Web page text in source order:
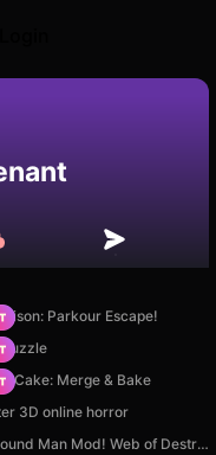
Enregistrer
Parkour Escape!
Cake: Merge & Bake
3D online horror
Playground Man Mod! Web of Destruction!